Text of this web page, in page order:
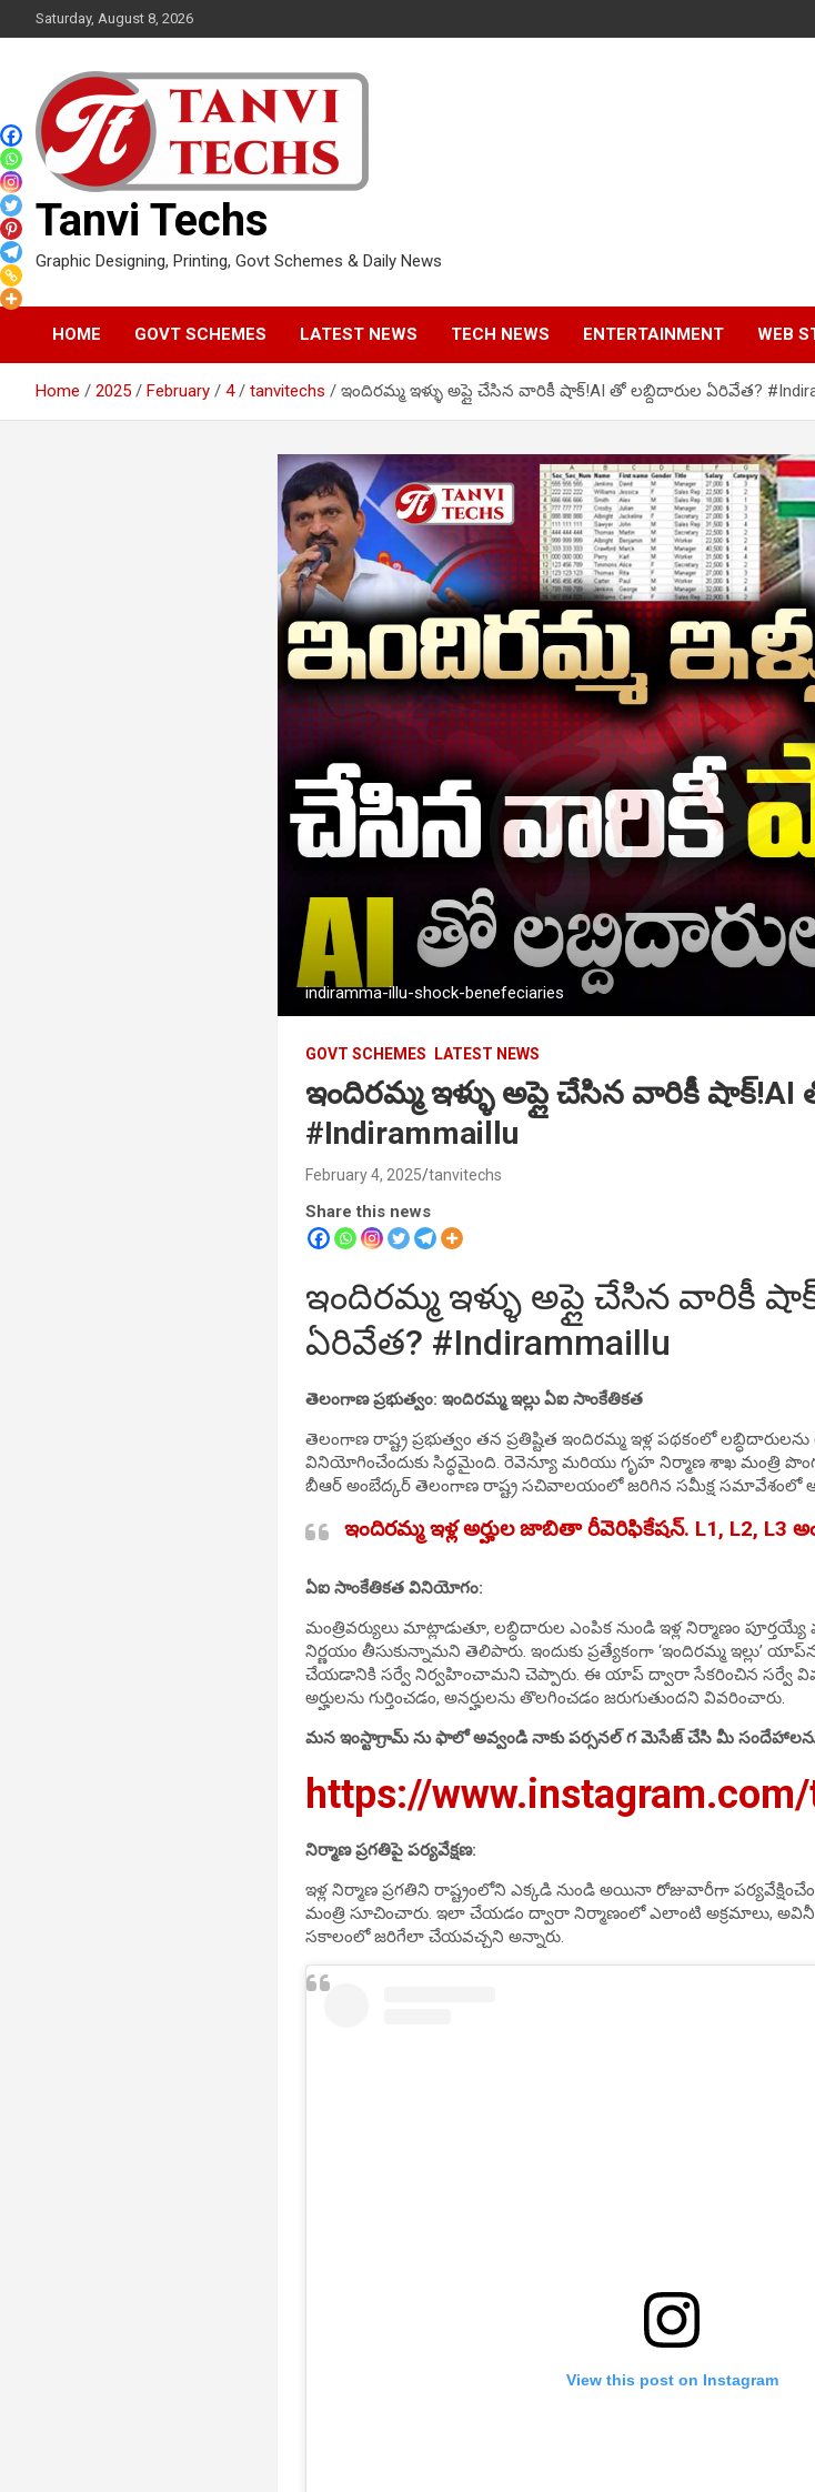
to
Saturday, August 8, 2026
Tanvi Techs
Graphic Designing, Printing, Govt Schemes & Daily News
HOME GOVT SCHEMES LATEST NEWS TECH NEWS ENTERTAINMENT WEB
Home 2025 February 4 tanvitechs ఇందిరమ్మ ఇళ్ళు అప్లై చేసిన వారికీ షాక్!AI తో లబ్దిదారుల ఏరివేత?
indiramma-illu-shock-benefeciaries
GOVT SCHEMES LATEST NEWS
ఇందిరమ్మ ఇళ్ళు అప్లై చేసిన వారికీ షాక్!AI
#Indirammaillu
February 4, 2025 tanvitechs
Share this news
ఇందిరమ్మ ఇళ్ళు అప్లై చేసిన వారికీ
ఏరివేత? #Indirammaillu
తెలంగాణ ప్రభుత్వం: ఇందిరమ్మ ఇల్లు ఏఐ సాంకేతికత
తెలంగాణ రాష్ట్ర ప్రభుత్వం తన ప్రతిష్టిత ఇందిరమ్మ ఇళ్ల పథకంలో
వినియోగించేందుకు సిద్ధమైంది. రెవెన్యూ మరియు గృహ నిర్మాణ శాఖ మంత్రి
బీఆర్ అంబేద్కర్ తెలంగాణ రాష్ట్ర సచివాలయంలో జరిగిన సమీక్ష
ఇందిరమ్మ ఇళ్ల అర్హుల జాబితా రీవెరిఫికేషన్. L1, L2, L3
ఏఐ సాంకేతికత వినియోగం:
మంత్రివర్యులు మాట్లాడుతూ, లబ్ధిదారుల ఎంపిక నుండి ఇళ్ల నిర్మాణం
నిర్ణయం తీసుకున్నామని తెలిపారు. ఇందుకు ప్రత్యేకంగా ‘ఇందిరమ్మ ఇల్లు’
చేయడానికి సర్వే నిర్వహించామని చెప్పారు. ఈ యాప్ ద్వారా సేకరించిన సర్వే
అర్హులను గుర్తించడం, అనర్హులను తొలగించడం జరుగుతుందని వివరించారు.
మన ఇంస్టాగ్రామ్ ను ఫాలో అవ్వండి నాకు పర్సనల్ గ మెసేజ్ చేసి మీ సందేహాలను
https://
నిర్మాణ ప్రగతిపై పర్యవేక్షణ:
ఇళ్ల నిర్మాణ ప్రగతిని రాష్ట్రంలోని ఎక్కడి నుండి అయినా రోజువారీగా
మంత్రి సూచించారు. ఇలా చేయడం ద్వారా నిర్మాణంలో ఎలాంటి అక్రమాలు,
సకాలంలో జరిగేలా చేయవచ్చని అన్నారు.
View this post on Instagram